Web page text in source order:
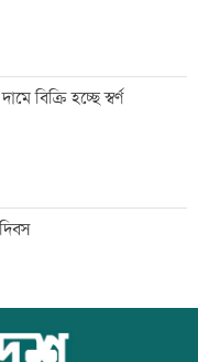
কাজ শিগগিরই শুরু
ফরহাদ
এক ব্যক্তির মৃত্যু
প্রত্যাহারের ঘটনায় তদন্ত
বিক্রি হচ্ছে স্বর্ণ